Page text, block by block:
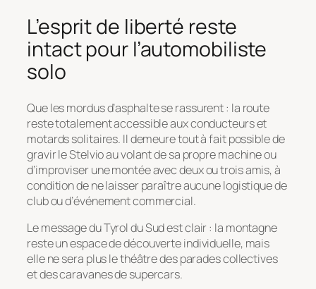
L’esprit de liberté reste
intact pour l’automobiliste
solo
Que les mordus d’asphalte se rassurent : la route
reste totalement accessible aux conducteurs et
motards solitaires. Il demeure tout à fait possible de
gravir le Stelvio au volant de sa propre machine ou
d’improviser une montée avec deux ou trois amis, à
condition de ne laisser paraître aucune logistique de
club ou d’événement commercial.
Le message du Tyrol du Sud est clair : la montagne
reste un espace de découverte individuelle, mais
elle ne sera plus le théâtre des parades collectives
et des caravanes de supercars.